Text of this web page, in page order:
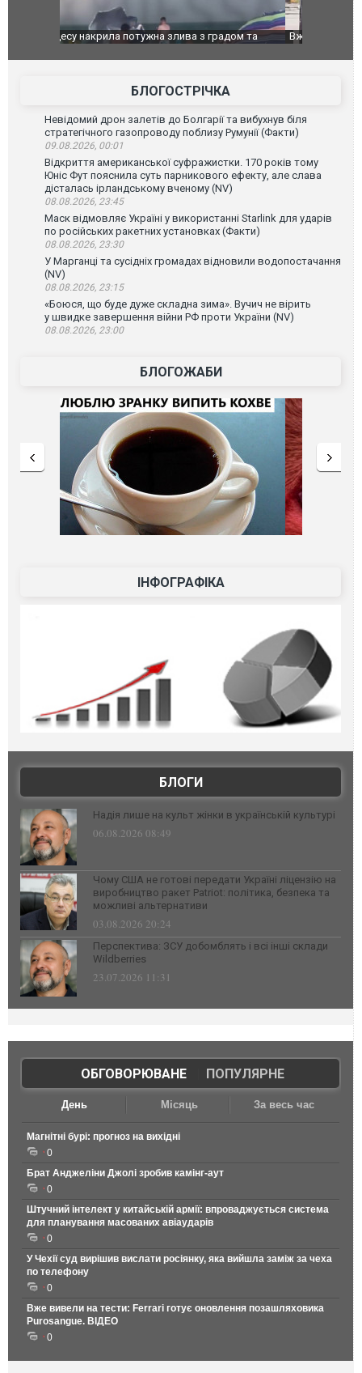
Вже вивели на тести: Ferrari готує оновлення
Вийшов
фільму
БЛОГОСТРІЧКА
Невідомий дрон залетів до Болгарії та вибухнув біля
стратегічного газопроводу поблизу Румунії (Факти)
09.08.2026, 00:01
Відкриття американської суфражистки. 170 років тому
Юніс Фут пояснила суть парникового ефекту, але слава
дісталась ірландському вченому (NV)
08.08.2026, 23:45
Маск відмовляє Україні у використанні Starlink для ударів
по російських ракетних установках (Факти)
08.08.2026, 23:30
У Марганці та сусідніх громадах відновили водопостачання
(NV)
08.08.2026, 23:15
«Боюся, що буде дуже складна зима». Вучич не вірить
у швидке завершення війни РФ проти України (NV)
08.08.2026, 23:00
БЛОГОЖАБИ
ІНФОГРАФІКА
БЛОГИ
Надія лише на культ жінки в українській культурі
06.08.2026 08:49
Чому США не готові передати Україні ліцензію на
виробництво ракет Patriot: політика, безпека та
можливі альтернативи
03.08.2026 20:24
Перспектива: ЗСУ добомблять і всі інші склади
Wildberries
23.07.2026 11:31
ОБГОВОРЮВАНЕ| ПОПУЛЯРНЕ
День Місяць За весь час
Магнітні бурі: прогноз на вихідні
0
Брат Анджеліни Джолі зробив камінг-аут
0
Штучний інтелект у китайській армії: впроваджується система
для планування масованих авіаударів
0
У Чехії суд вирішив вислати росіянку, яка вийшла заміж за чеха
по телефону
0
Вже вивели на тести: Ferrari готує оновлення позашляховика
Purosangue. ВІДЕО
0